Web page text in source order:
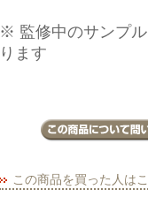
※ 監修中のサンプ
ります
この商品を買った人は